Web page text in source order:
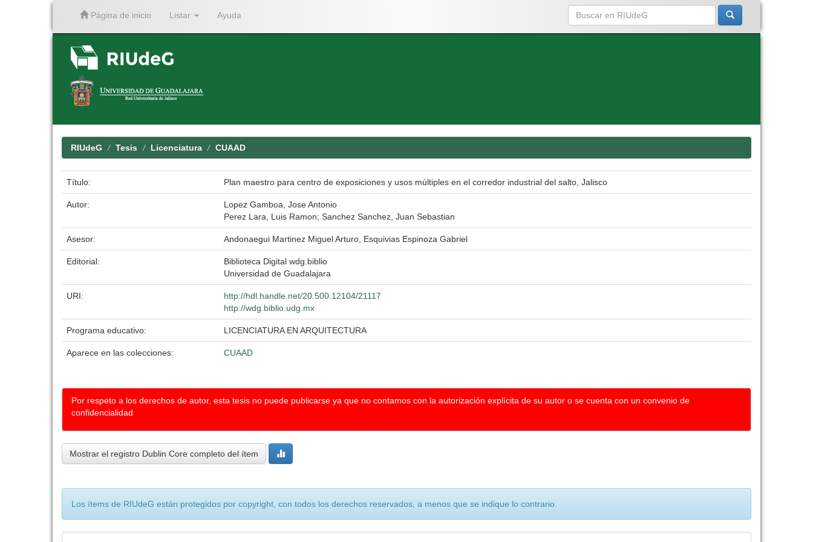
Página de inicio Listar Ayuda
RIUdeG Tesis Licenciatura CUAAD
Título: Plan maestro para centro de exposiciones y usos múltiples en el corredor industrial del salto, Jalisco
Autor:
Lopez Gamboa, Jose Antonio
Perez Lara, Luis Ramon; Sanchez Sanchez, Juan Sebastian
Asesor: Andonaegui Martinez Miguel Arturo, Esquivias Espinoza Gabriel
Editorial:
Biblioteca Digital wdg.biblio
Universidad de Guadalajara
URI:
http://hdl.handle.net/20.500.12104/21117
http://wdg.biblio.udg.mx
Programa educativo: LICENCIATURA EN ARQUITECTURA
Aparece en las colecciones: CUAAD
Por respeto a los derechos de autor, esta tesis no puede publicarse ya que no contamos con la autorización explícita de su autor o se cuenta con un convenio de
confidencialidad
Mostrar el registro Dublin Core completo del ítem
Los ítems de RIUdeG están protegidos por copyright, con todos los derechos reservados, a menos que se indique lo contrario.